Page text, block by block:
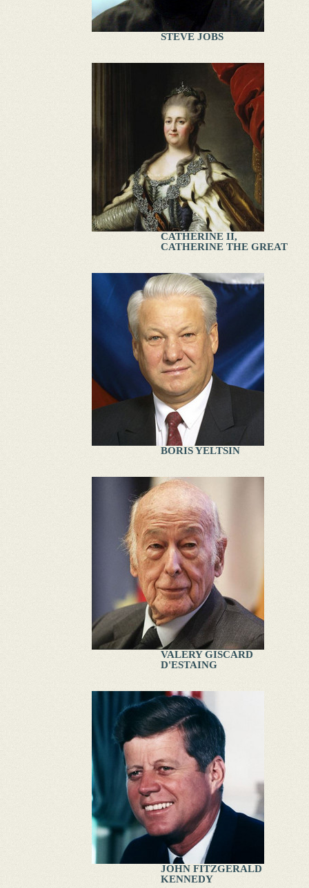
STEVE JOBS
CATHERINE II,
CATHERINE THE GREAT
BORIS YELTSIN
VALERY GISCARD
D'ESTAING
JOHN FITZGERALD
KENNEDY